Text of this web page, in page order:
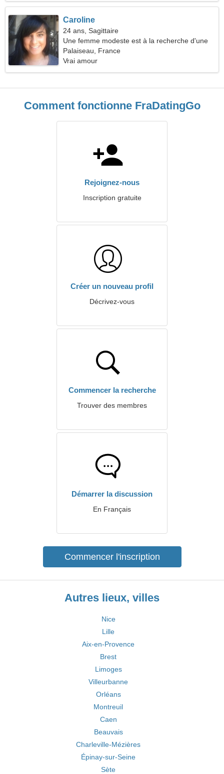
Caroline
24 ans, Sagittaire
Une femme modeste est à la recherche d'une
relation
Palaiseau, France
Vrai amour
Comment fonctionne FraDatingGo
Rejoignez-nous
Inscription gratuite
Créer un nouveau profil
Décrivez-vous
Commencer la recherche
Trouver des membres
Démarrer la discussion
En Français
Commencer l'inscription
Autres lieux, villes
Nice
Lille
Aix-en-Provence
Brest
Limoges
Villeurbanne
Orléans
Montreuil
Caen
Beauvais
Charleville-Mézières
Épinay-sur-Seine
Sète